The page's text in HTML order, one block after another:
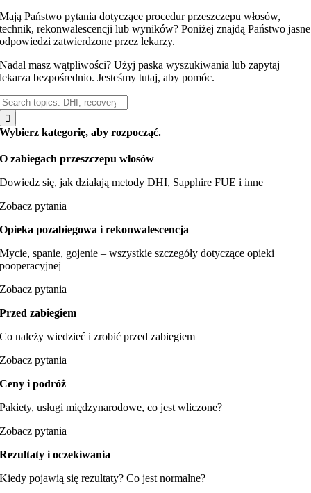
Mają Państwo pytania dotyczące procedur przeszczepu włosów,
technik, rekonwalescencji lub wyników? Poniżej znajdą Państwo jasne
odpowiedzi zatwierdzone przez lekarzy.
Nadal masz wątpliwości? Użyj paska wyszukiwania lubzapytaj
lekarza bezpośrednio. Jesteśmy tutaj, aby pomóc.
Wybierz kategorię, aby rozpocząć.
O zabiegach przeszczepu włosów
Dowiedz się, jak działają metody DHI, Sapphire FUE i inne
Zobacz pytania
Opieka pozabiegowa i rekonwalescencja
Mycie, spanie, gojenie – wszystkie szczegóły dotyczące opieki
pooperacyjnej
Zobacz pytania
Przed zabiegiem
Co należy wiedzieć i zrobić przed zabiegiem
Zobacz pytania
Ceny i podróż
Pakiety, usługi międzynarodowe, co jest wliczone?
Zobacz pytania
Rezultaty i oczekiwania
Kiedy pojawią się rezultaty? Co jest normalne?